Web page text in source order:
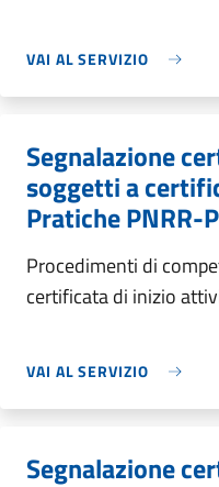
VAI AL SERVIZIO
Segnalazione
soggetti a
Pratiche PNRR-
Procedimenti di
certificata di inizio
VAI AL SERVIZIO
Segnalazione